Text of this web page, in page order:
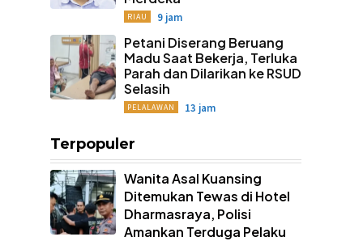
RIAU 9 jam
Petani Diserang Beruang
Madu Saat Bekerja, Terluka
Parah dan Dilarikan ke RSUD
Selasih
PELALAWAN 13 jam
Terpopuler
Wanita Asal Kuansing
Ditemukan Tewas di Hotel
Dharmasraya, Polisi
Amankan Terduga Pelaku